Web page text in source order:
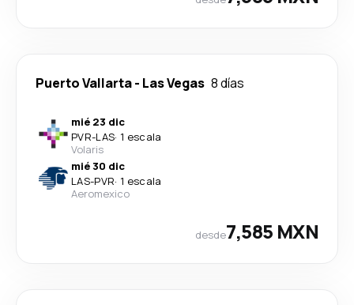
Puerto Vallarta- Las Vegas 8 días
mié 23 dic
PVR-LAS· 1 escala
Volaris
mié 30 dic
LAS-PVR· 1 escala
Aeromexico
desde7,585 MXN